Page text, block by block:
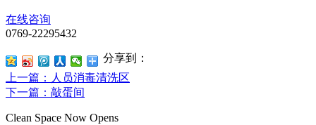
在线咨询
0769-22295432
分享到：
上一篇 ：人员消毒清洗区
下一篇 ：敲蛋间
Clean Space Now Opens